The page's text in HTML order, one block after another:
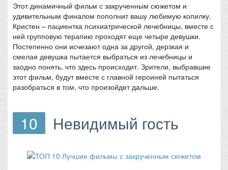
Этот динамичный фильм с закрученным сюжетом и
удивительным финалом пополнит вашу любимую копилку.
Кристен – пациентка психиатрической лечебницы, вместе с
ней групповую терапию проходят еще четыре девушки.
Постепенно они исчезают одна за другой, дерзкая и
смелая девушка пытается выбраться из лечебницы и
заодно понять, что здесь происходит. Зрители, выбравшие
этот фильм, будут вместе с главной героиней пытаться
разобраться в том, что произойдет дальше.
10 Невидимый гость